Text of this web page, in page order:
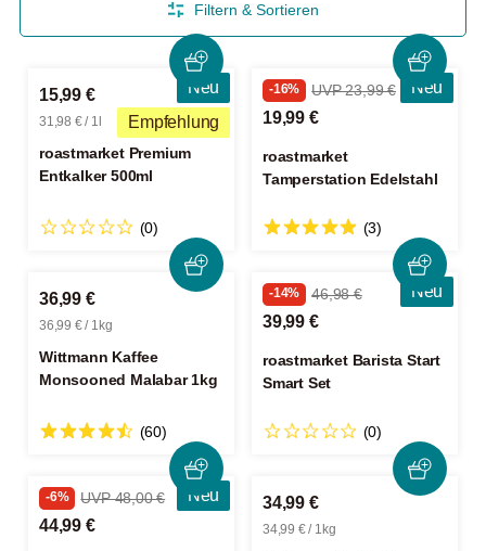
Filtern & Sortieren
Neu
Empfehlung
15,99 €
31,98 € / 1l
roastmarket Premium
Entkalker 500ml
(0)
Neu
-16% UVP 23,99 €
19,99 €
roastmarket
Tamperstation Edelstahl
(3)
36,99 €
36,99 € / 1kg
Wittmann Kaffee
Monsooned Malabar 1kg
(60)
Neu
-14% 46,98 €
39,99 €
roastmarket Barista Start
Smart Set
(0)
Neu
-6% UVP 48,00 €
44,99 €
34,99 €
34,99 € / 1kg